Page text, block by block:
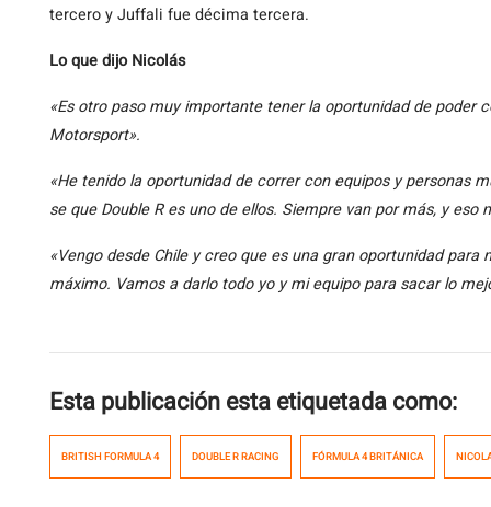
tercero y Juffali fue décima tercera.
Lo que dijo Nicolás
«Es otro paso muy importante tener la oportunidad de poder
Motorsport».
«He tenido la oportunidad de correr con equipos y personas
se que Double R es uno de ellos. Siempre van por más, y eso
«Vengo desde Chile y creo que es una gran oportunidad
máximo. Vamos a darlo todo yo y mi equipo para sacar lo
Esta publicación esta etiquetada como:
BRITISH FORMULA 4 DOUBLE R RACING FÓRMULA 4 BRITÁNICA